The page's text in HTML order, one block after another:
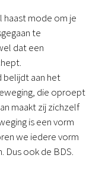
mode om je
te
dat een
belijdt aan het
die oproept
maakt zij zichzelf
is een vorm
we iedere vorm
Dus ook de BDS.